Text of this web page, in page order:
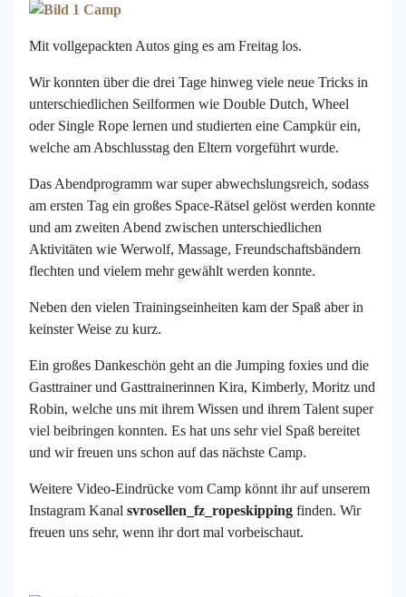
Mit vollgepackten Autos ging es am Freitag los.
Wir konnten über die drei Tage hinweg viele neue Tricks in
unterschiedlichen Seilformen wie Double Dutch, Wheel
oder Single Rope lernen und studierten eine Campkür ein,
welche am Abschlusstag den Eltern vorgeführt wurde.
Das Abendprogramm war super abwechslungsreich, sodass
am ersten Tag ein großes Space-Rätsel gelöst werden konnte
und am zweiten Abend zwischen unterschiedlichen
Aktivitäten wie Werwolf, Massage, Freundschaftsbändern
flechten und vielem mehr gewählt werden konnte.
Neben den vielen Trainingseinheiten kam der Spaß aber in
keinster Weise zu kurz.
Ein großes Dankeschön geht an die Jumping foxies und die
Gasttrainer und Gasttrainerinnen Kira, Kimberly, Moritz und
Robin, welche uns mit ihrem Wissen und ihrem Talent super
viel beibringen konnten. Es hat uns sehr viel Spaß bereitet
und wir freuen uns schon auf das nächste Camp.
Weitere Video-Eindrücke vom Camp könnt ihr auf unserem
Instagram Kanal svrosellen_fz_ropeskipping finden. Wir
freuen uns sehr, wenn ihr dort mal vorbeischaut.